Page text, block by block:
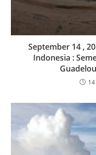
September 14 ,
Indonesia :